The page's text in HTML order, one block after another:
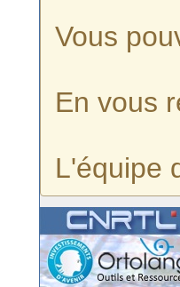
Vous
En vous
L'équipe